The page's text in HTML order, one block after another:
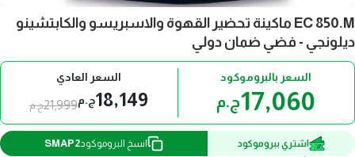
EC 850.M ماكينة تحضير القهوة والاسبريسو والكابتشينو
ديلونجي - فضي ضمان دولي
السعر بالبروموكود
17,060ج.م
السعر العادي
18,149ج.م21,999ج.م
اشتري ببروموكود انسخ البروموكودSMAP2